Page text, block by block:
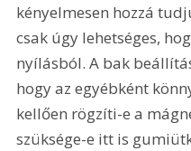
kényelmesen hozzá
csak úgy lehetséges,
nyílásból. A bak
hogy az egyébként
kellően rögzíti-e a
szüksége-e itt is